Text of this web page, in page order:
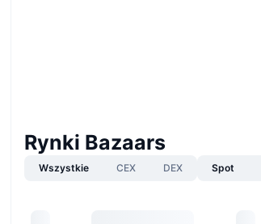
Rynki Bazaars
Wszystkie CEX DEX Spot